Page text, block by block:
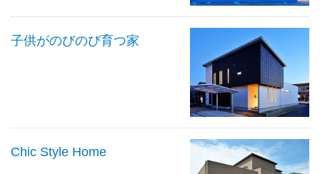
子供がのびのび育つ家
Chic Style Home